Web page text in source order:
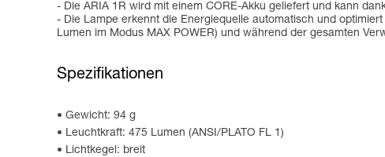
- Die ARIA 1R wird mit einem CORE-Akku geliefert und kann
- Die Lampe erkennt die Energiequelle automatisch und
Lumen im Modus MAX POWER) und während der gesamten
Spezifikationen
Gewicht: 94 g
Leuchtkraft: 475 Lumen (ANSI/PLATO FL 1)
Lichtkegel: breit